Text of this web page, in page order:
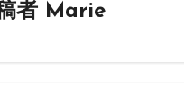
者 Marie